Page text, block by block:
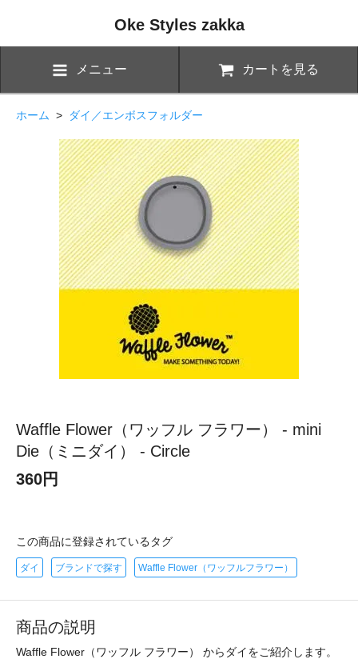
Oke Styles zakka
メニュー カートを見る
ホーム > ダイ／エンボスフォルダー
Waffle Flower（ワッフル フラワー） - mini
Die（ミニダイ） - Circle
360円
この商品に登録されているタグ
ダイ ブランドで探す Waffle Flower（ワッフルフラワー）
商品の説明
Waffle Flower（ワッフル フラワー） からダイをご紹介します。